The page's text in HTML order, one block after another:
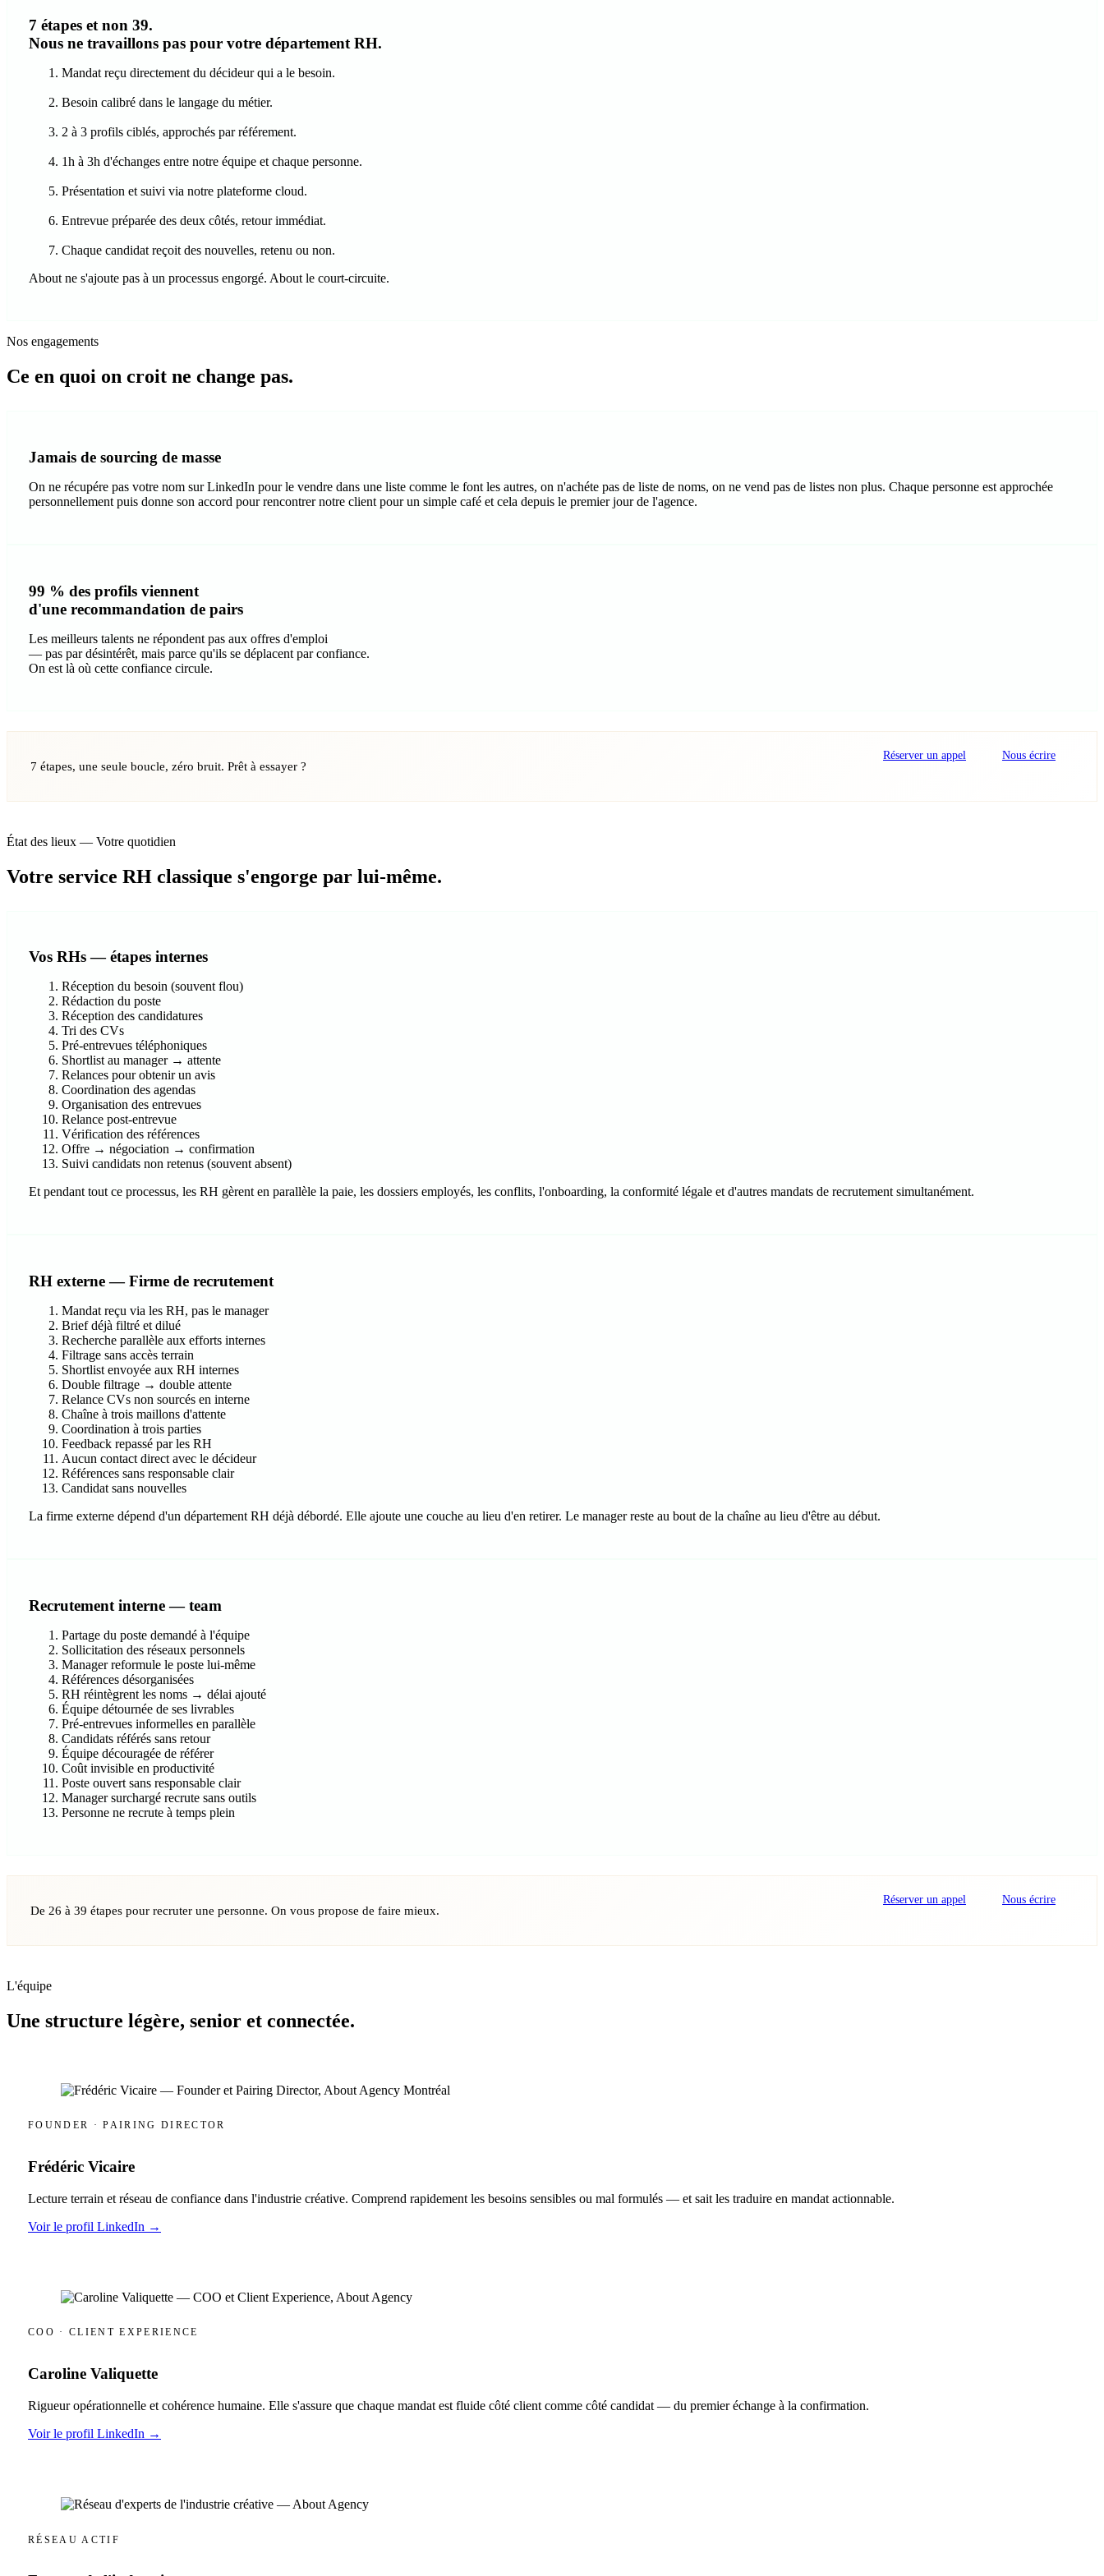
7 étapes et non 39.
Nous ne travaillons pas pour votre département RH.
Mandat reçu directement du décideur qui a le besoin.
Besoin calibré dans le langage du métier.
2 à 3 profils ciblés, approchés par référement.
1h à 3h d'échanges entre notre équipe et chaque personne.
Présentation et suivi via notre plateforme cloud.
Entrevue préparée des deux côtés, retour immédiat.
Chaque candidat reçoit des nouvelles, retenu ou non.
About ne s'ajoute pas à un processus engorgé. About le court-circuite.
Nos engagements
Ce en quoi on croit ne change pas.
Jamais de sourcing de masse
On ne récupére pas votre nom sur LinkedIn pour le vendre dans une liste comme le font les autres, on n'achéte pas de liste de noms, on ne vend pas de listes non plus. Chaque personne est approchée
personnellement puis donne son accord pour rencontrer notre client pour un simple café et cela depuis le premier jour de l'agence.
99 % des profils viennent
d'une recommandation de pairs
Les meilleurs talents ne répondent pas aux offres d'emploi
— pas par désintérêt, mais parce qu'ils se déplacent par confiance.
On est là où cette confiance circule.
7 étapes, une seule boucle, zéro bruit. Prêt à essayer ?
Réserver un appel Nous écrire
État des lieux — Votre quotidien
Votre service RH classique s'engorge par lui-même.
Vos RHs — étapes internes
Réception du besoin (souvent flou)
Rédaction du poste
Réception des candidatures
Tri des CVs
Pré-entrevues téléphoniques
Shortlist au manager → attente
Relances pour obtenir un avis
Coordination des agendas
Organisation des entrevues
Relance post-entrevue
Vérification des références
Offre → négociation → confirmation
Suivi candidats non retenus (souvent absent)
Et pendant tout ce processus, les RH gèrent en parallèle la paie, les dossiers employés, les conflits, l'onboarding, la conformité légale et d'autres mandats de recrutement simultanément.
RH externe — Firme de recrutement
Mandat reçu via les RH, pas le manager
Brief déjà filtré et dilué
Recherche parallèle aux efforts internes
Filtrage sans accès terrain
Shortlist envoyée aux RH internes
Double filtrage → double attente
Relance CVs non sourcés en interne
Chaîne à trois maillons d'attente
Coordination à trois parties
Feedback repassé par les RH
Aucun contact direct avec le décideur
Références sans responsable clair
Candidat sans nouvelles
La firme externe dépend d'un département RH déjà débordé. Elle ajoute une couche au lieu d'en retirer. Le manager reste au bout de la chaîne au lieu d'être au début.
Recrutement interne — team
Partage du poste demandé à l'équipe
Sollicitation des réseaux personnels
Manager reformule le poste lui-même
Références désorganisées
RH réintègrent les noms → délai ajouté
Équipe détournée de ses livrables
Pré-entrevues informelles en parallèle
Candidats référés sans retour
Équipe découragée de référer
Coût invisible en productivité
Poste ouvert sans responsable clair
Manager surchargé recrute sans outils
Personne ne recrute à temps plein
De 26 à 39 étapes pour recruter une personne. On vous propose de faire mieux.
Réserver un appel Nous écrire
L'équipe
Une structure légère, senior et connectée.
FOUNDER · PAIRING DIRECTOR
Frédéric Vicaire
Lecture terrain et réseau de confiance dans l'industrie créative. Comprend rapidement les besoins sensibles ou mal formulés — et sait les traduire en mandat actionnable.
Voir le profil LinkedIn →
COO · CLIENT EXPERIENCE
Caroline Valiquette
Rigueur opérationnelle et cohérence humaine. Elle s'assure que chaque mandat est fluide côté client comme côté candidat — du premier échange à la confirmation.
Voir le profil LinkedIn →
RÉSEAU ACTIF